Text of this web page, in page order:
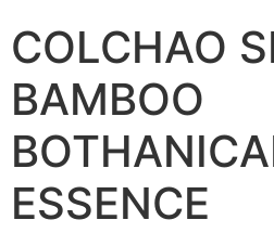
COLCHAO
BAMBOO
ESSENCE